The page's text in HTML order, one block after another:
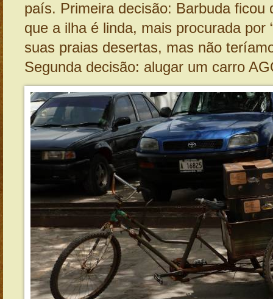
país. Primeira decisão: Barbuda ficou
que a ilha é linda, mais procurada por
suas praias desertas, mas não
Segunda decisão: alugar um carro